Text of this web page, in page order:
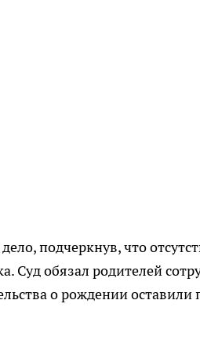
подчеркнув, что
Суд обязал родителей
о рождении